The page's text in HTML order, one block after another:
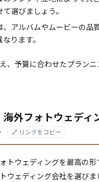
選びましょう。
、アルバムやムービーの品
ります。
、予算に合わせたプラン
外フォトウェディ
🔗 リンクをコピー
トウェディングを最高の形
ウェディング会社を選びま